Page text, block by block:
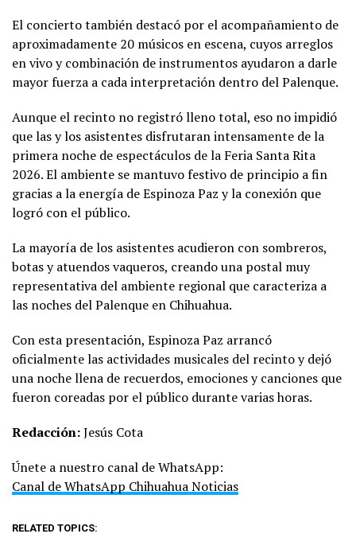
El concierto también destacó por el acompañamiento de
aproximadamente 20 músicos en escena, cuyos arreglos
en vivo y combinación de instrumentos ayudaron a darle
mayor fuerza a cada interpretación dentro del Palenque.
Aunque el recinto no registró lleno total, eso no impidió
que las y los asistentes disfrutaran intensamente de la
primera noche de espectáculos de la Feria Santa Rita
2026. El ambiente se mantuvo festivo de principio a fin
gracias a la energía de Espinoza Paz y la conexión que
logró con el público.
La mayoría de los asistentes acudieron con sombreros,
botas y atuendos vaqueros, creando una postal muy
representativa del ambiente regional que caracteriza a
las noches del Palenque en Chihuahua.
Con esta presentación, Espinoza Paz arrancó
oficialmente las actividades musicales del recinto y dejó
una noche llena de recuerdos, emociones y canciones que
fueron coreadas por el público durante varias horas.
Redacción:Jesús Cota
Únete a nuestro canal de WhatsApp:
Canal de WhatsApp Chihuahua Noticias
RELATED TOPICS: